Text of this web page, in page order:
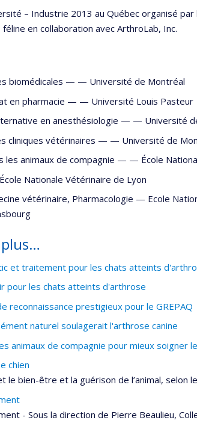
– Industrie 2013 au Québec organisé par
en collaboration avec ArthroLab, Inc.
biomédicales — — Université de Montréal
en pharmacie — — Université Louis Pasteur
en anesthésiologie — — Université
cliniques vétérinaires — — Université de
les animaux de compagnie — — École
École Nationale Vétérinaire de Lyon
vétérinaire, Pharmacologie — Ecole
et traitement pour les chats atteints
pour les chats atteints d'arthrose
reconnaissance prestigieux pour le GREPAQ
naturel soulagerait l'arthrose canine
animaux de compagnie pour mieux soigner
chien
le bien-être et la guérison de l’animal, selon
- Sous la direction de Pierre Beaulieu,